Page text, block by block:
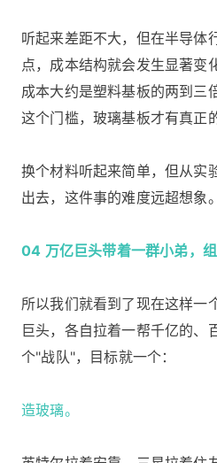
听起来差距不大，但在半导体
点，成本结构就会发生显著变
成本大约是塑料基板的两到三
这个门槛，玻璃基板才有真正
换个材料听起来简单，但从实
出去，这件事的难度远超想象。
04 万亿巨头带着一群小弟，
所以我们就看到了现在这样一
巨头，各自拉着一帮千亿的、
个"战队"，目标就一个：
造玻璃。